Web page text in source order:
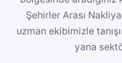
Şehirler Arası
uzman ekibimizle
yana